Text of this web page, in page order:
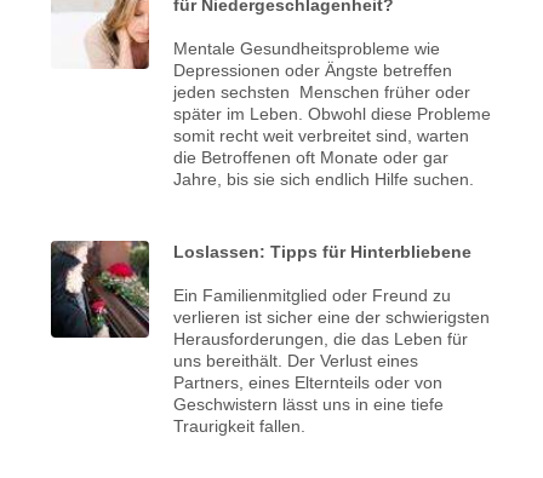
für Niedergeschlagenheit?
Mentale Gesundheitsprobleme wie
Depressionen oder Ängste betreffen
jeden sechsten Menschen früher oder
später im Leben. Obwohl diese Probleme
somit recht weit verbreitet sind, warten
die Betroffenen oft Monate oder gar
Jahre, bis sie sich endlich Hilfe suchen.
Loslassen: Tipps für Hinterbliebene
Ein Familienmitglied oder Freund zu
verlieren ist sicher eine der schwierigsten
Herausforderungen, die das Leben für
uns bereithält. Der Verlust eines
Partners, eines Elternteils oder von
Geschwistern lässt uns in eine tiefe
Traurigkeit fallen.